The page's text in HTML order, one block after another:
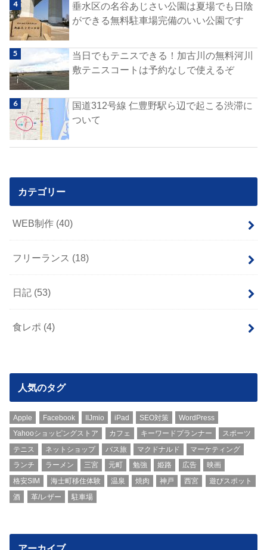
垂水区の名谷あじさい公園は夏場でも日陰
ができる無料駐車場完備のいい公園です
当日でもテニスできる！加古川の無料河川
敷テニスコートは予約なしで使えるぞ
国道312号線 仁豊野駅ら辺で起こる渋滞に
ついて
カテゴリー
WEB制作 (40)
フリーランス (18)
日記 (53)
食レポ (4)
人気のタグ
Apple Facebook IIJmio iPad SEO対策
WordPress
Yahooショッピングストア
カフェ キーワードプランナー
スポーツ
テニス
ネットショップ バス旅 マクドナルド
マーケティング
ランチ
ラーメン 三宮 元町 勉強 姫路 広告
映画
格安SIM
海士町移住体験 温泉 焼肉 神戸 西宮
遊びスポット
酒
革/レザー 駐車場